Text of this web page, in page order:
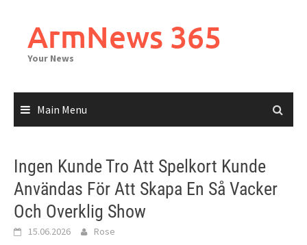
contentArmNews 365
Your News
Main Menu
Ingen Kunde Tro Att Spelkort Kunde
Användas För Att Skapa En Så Vacker
Och Overklig Show
15.06.2026 Rose